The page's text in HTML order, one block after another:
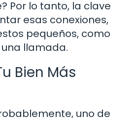
Por lo tanto, la clave
esas conexiones,
pequeños, como
llamada.
Bien Más
uno de